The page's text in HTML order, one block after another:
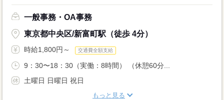
一般事務・OA事務
東京都中央区/新富町駅（徒歩 4分）
時給1,800円～ 交通費全額支給
9：30〜18：30（実働：8時間） （休憩60分...
土曜日 日曜日 祝日
もっと見る